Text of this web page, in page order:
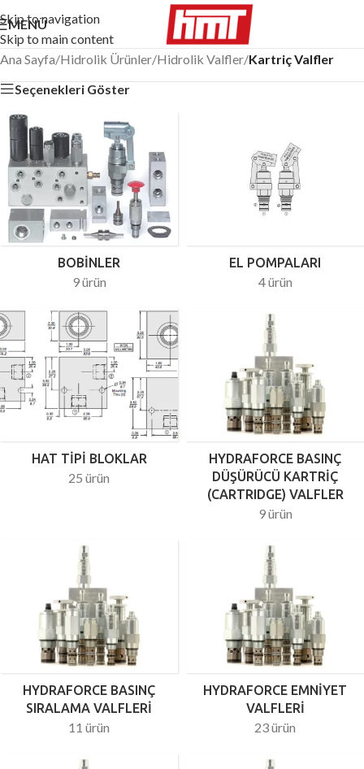
Skip to navigation
Skip to main content
MENÜ
Ana Sayfa/Hidrolik Ürünler/Hidrolik Valfler/Kartriç Valfler
Seçenekleri Göster
BOBINLER
9 ürün
EL POMPALARI
4 ürün
HAT TIPI BLOKLAR
25 ürün
HYDRAFORCE BASINÇ
DÜŞÜRÜCÜ KARTRIÇ
(CARTRIDGE) VALFLER
9 ürün
HYDRAFORCE BASINÇ
SIRALAMA VALFLERI
11 ürün
HYDRAFORCE EMNIYET
VALFLERI
23 ürün